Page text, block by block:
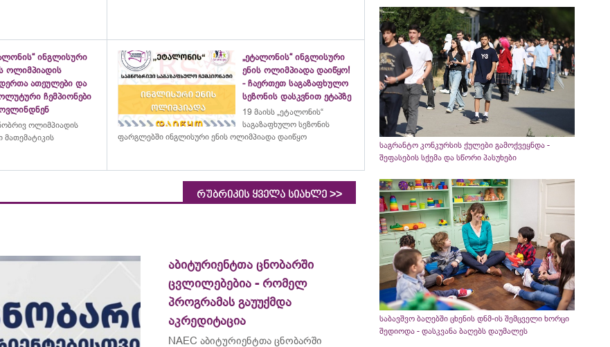
ინგლისური
ოლიმპიადის
ათეულები და
ჩემპიონები
ოლიმპიადის
„ეტალონის“ ინგლისური
ენის ოლიმპიადა დაიწყო!
- ჩაერთეთ საგაზაფხულო
სეზონის დასკვნით ეტაპზე
19 მაისს „ეტალონის“
საგაზაფხულო სეზონის
ფარგლებში ინგლისური ენის ოლიმპიადა დაიწყო
რუბრიკის ყველა სიახლე >>
აბიტურიენტთა ცნობარში
ცვლილებებია - რომელ
პროგრამას გაუუქმდა
აკრედიტაცია
NAEC აბიტურიენტთა ცნობარში
საგრანტო კონკურსის ქულები გამოქვეყნდა -
შეფასების სქემა და სწორი პასუხები
საბავშვო ბაღებში ცხენის დნმ-ის შემცველი ხორცი
შედიოდა - დასკვანა ბაღებს დაუმალეს